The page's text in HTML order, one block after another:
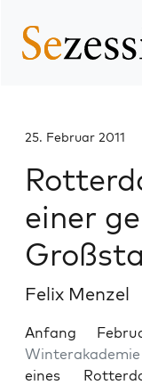
25. Februar 2011
einer
Felix Menzel
Anfang
eines